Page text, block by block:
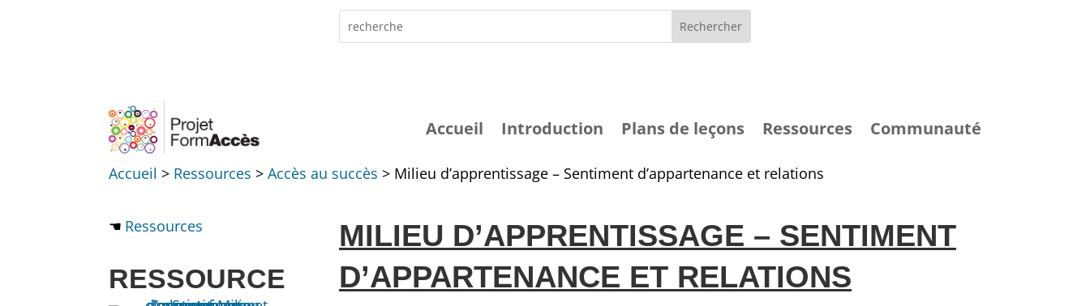
Rechercher :
Search
for...
Accueil Introduction Plans de leçons Ressources Communauté
Accueil > Ressources >Accès au succès > Milieu d’apprentissage – Sentiment d’appartenance et relations
Ressources
RESSOURCE
MILIEU D’APPRENTISSAGE – SENTIMENT
D’APPARTENANCE ET RELATIONS